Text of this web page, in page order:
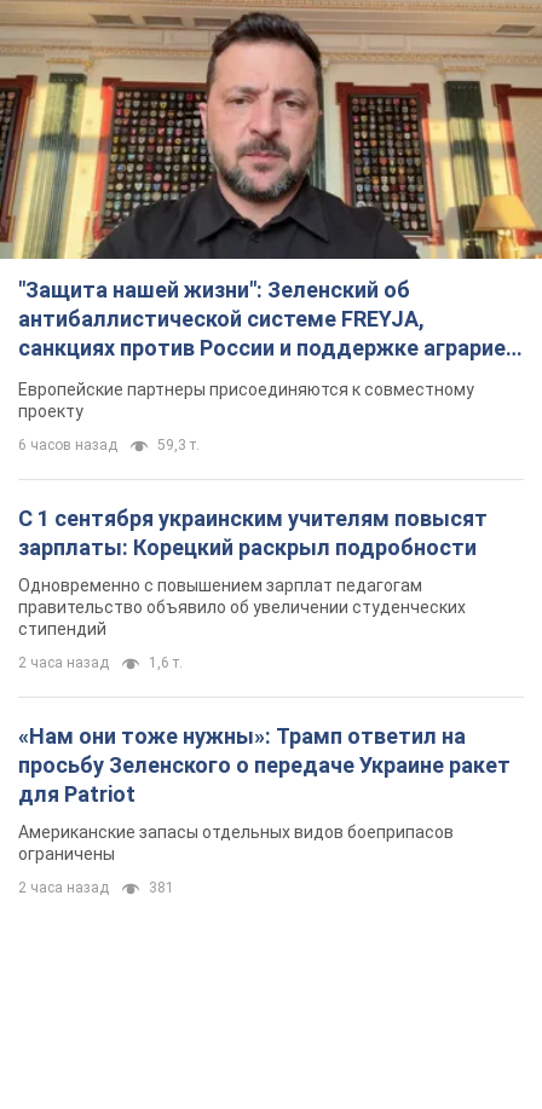
"Защита нашей жизни": Зеленский об
антибаллистической системе FREYJA,
санкциях против России и поддержке аграриев.
Видео
Европейские партнеры присоединяются к совместному
проекту
6 часов назад 59,3 т.
С 1 сентября украинским учителям повысят
зарплаты: Корецкий раскрыл подробности
Одновременно с повышением зарплат педагогам
правительство объявило об увеличении студенческих
стипендий
2 часа назад 1,6 т.
«Нам они тоже нужны»: Трамп ответил на
просьбу Зеленского о передаче Украине ракет
для Patriot
Американские запасы отдельных видов боеприпасов
ограничены
2 часа назад 381